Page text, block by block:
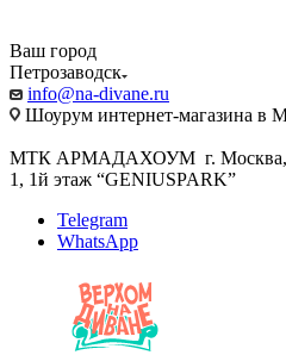
Ваш город
Петрозаводск
info@na-divane.ru
Шоурум интернет-магазина в
МТК АРМАДАХОУМ г. Москва,
1, 1й этаж “GENIUSPARK”
Telegram
WhatsApp